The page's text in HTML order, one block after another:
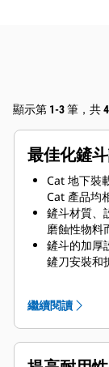
顯示第 1-3 筆，共
最佳化鏟
Cat 地下裝
Cat 產品均
鏟斗材質、
磨蝕性物料
鏟斗的加厚
鏟刀安裝和
繼續閱讀